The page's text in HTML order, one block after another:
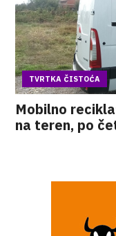
TVRTKA ČISTOĆA
Mobilno
na teren, po